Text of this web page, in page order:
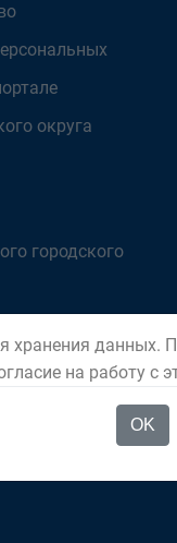
округа
городского
Кемеровской
хранения данных.
на работу с
OK